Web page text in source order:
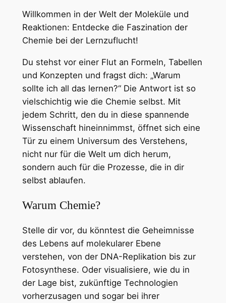
Willkommen in der Welt der Moleküle und
Reaktionen: Entdecke die Faszination der
Chemie bei der Lernzuflucht!
Du stehst vor einer Flut an Formeln, Tabellen
und Konzepten und fragst dich: „Warum
sollte ich all das lernen?“ Die Antwort ist so
vielschichtig wie die Chemie selbst. Mit
jedem Schritt, den du in diese spannende
Wissenschaft hineinnimmst, öffnet sich eine
Tür zu einem Universum des Verstehens,
nicht nur für die Welt um dich herum,
sondern auch für die Prozesse, die in dir
selbst ablaufen.
Warum Chemie?
Stelle dir vor, du könntest die Geheimnisse
des Lebens auf molekularer Ebene
verstehen, von der DNA-Replikation bis zur
Fotosynthese. Oder visualisiere, wie du in
der Lage bist, zukünftige Technologien
vorherzusagen und sogar bei ihrer